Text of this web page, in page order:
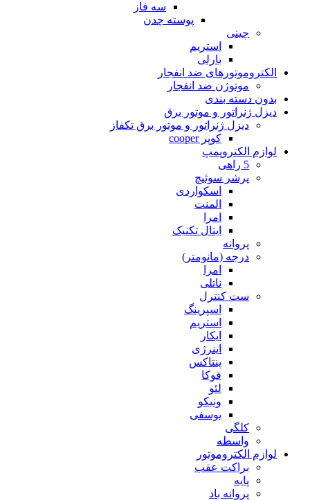
سه فاز
پوسته چدن
چینی
استریم
بارلی
الکتروموتورهای ضد انفجار
موتوژن ضد انفجار
بدون دسته بندی
دیزل ژنراتور و موتور برق
دیزل ژنراتور و موتور برق تکفاز
کوپر cooper
لوازم الکتروپمپ
5 راهی
پرشر سوئیچ
اسکواردی
المنت
امرا
ایتال تکنیک
پروانه
درجه (مانومتر)
امرا
ناتلی
ست کنترل
اسپرینگ
استریم
ایکار
اینرژی
پنتاکس
فوکا
لئو
ونیکو
یوسفی
کلگی
واسطه
لوازم الکتروموتور
براکت عقب
پایه
پروانه باد